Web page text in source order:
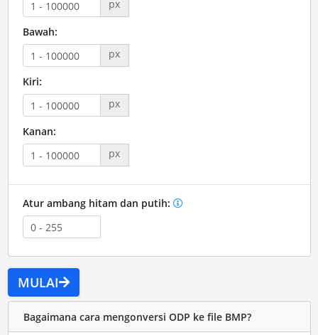
px
Bawah:
px
Kiri:
px
Kanan:
px
Atur ambang hitam dan putih:
MULAI
Bagaimana cara mengonversi ODP ke file BMP?